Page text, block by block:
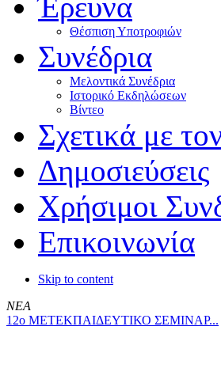
Θέσπιση Υποτροφιών
Συνέδρια
Μελοντικά Συνέδρια
Ιστορικό Εκδηλώσεων
Βίντεο
Σχετικά με
Δημοσιεύσεις
Χρήσιμοι
Επικοινωνία
Skip to content
ΝΕΑ
12ο ΜΕΤΕΚΠΑΙΔΕΥΤΙΚΟ ΣΕΜΙΝΑΡ...